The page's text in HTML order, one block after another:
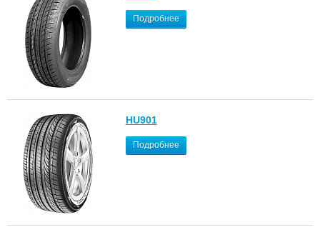
Подробнее
HU901
Подробнее